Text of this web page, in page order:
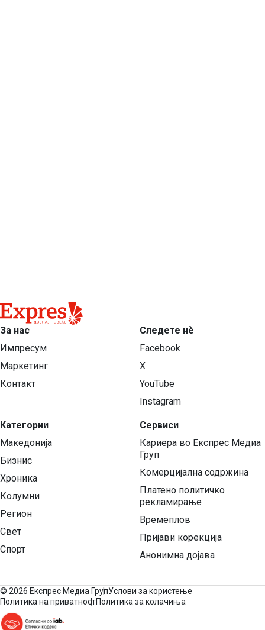
За нас
Импресум
Маркетинг
Контакт
Категории
Македонија
Бизнис
Хроника
Колумни
Регион
Свет
Спорт
Следете нѐ
Facebook
X
YouTube
Instagram
Сервиси
Кариера во Експрес Медиа
Груп
Комерцијална содржина
Платено политичко
рекламирање
Времеплов
Пријави корекција
Анонимна дојава
© 2026 Експрес Медиа ГрупУслови за користење
Политика на приватностПолитика за колачиња